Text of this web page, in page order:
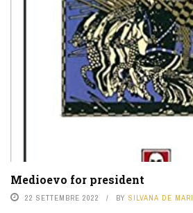
Medioevo for president
22 SETTEMBRE 2022 BY SILVANA DE MARI